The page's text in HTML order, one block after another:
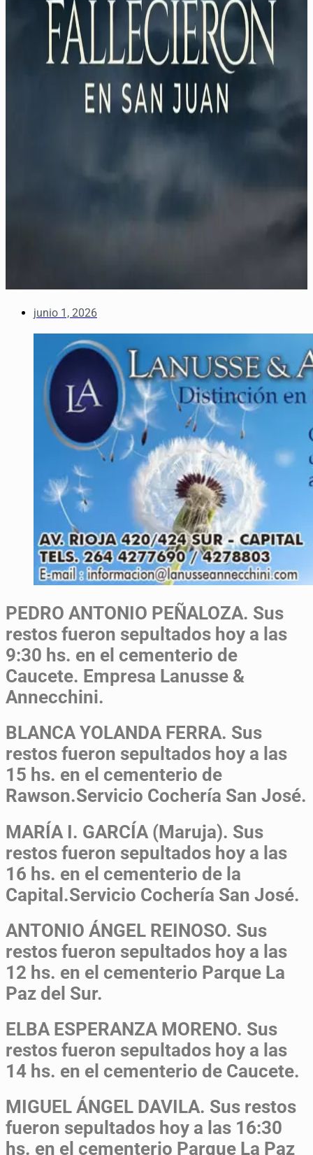
junio 1, 2026
PEDRO ANTONIO PEÑALOZA. Sus
restos fueron sepultados hoy a las
9:30 hs. en el cementerio de
Caucete. Empresa Lanusse &
Annecchini.
BLANCA YOLANDA FERRA. Sus
restos fueron sepultados hoy a las
15 hs. en el cementerio de
Rawson.Servicio Cochería San José.
MARÍA I. GARCÍA (Maruja). Sus
restos fueron sepultados hoy a las
16 hs. en el cementerio de la
Capital.Servicio Cochería San José.
ANTONIO ÁNGEL REINOSO. Sus
restos fueron sepultados hoy a las
12 hs. en el cementerio Parque La
Paz del Sur.
ELBA ESPERANZA MORENO. Sus
restos fueron sepultados hoy a las
14 hs. en el cementerio de Caucete.
MIGUEL ÁNGEL DAVILA. Sus restos
fueron sepultados hoy a las 16:30
hs. en el cementerio Parque La Paz